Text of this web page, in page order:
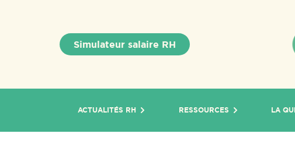
Simulateur salaire RH
ACTUALITÉS RH RESSOURCES LA